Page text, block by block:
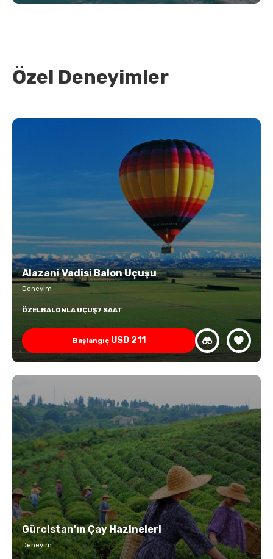
Özel Deneyimler
Alazani Vadisi Balon Uçuşu
Deneyim
ÖZELBALONLA UÇUŞ7 SAAT
Başlangıç USD 211
Gürcistan'ın Çay Hazineleri
Deneyim